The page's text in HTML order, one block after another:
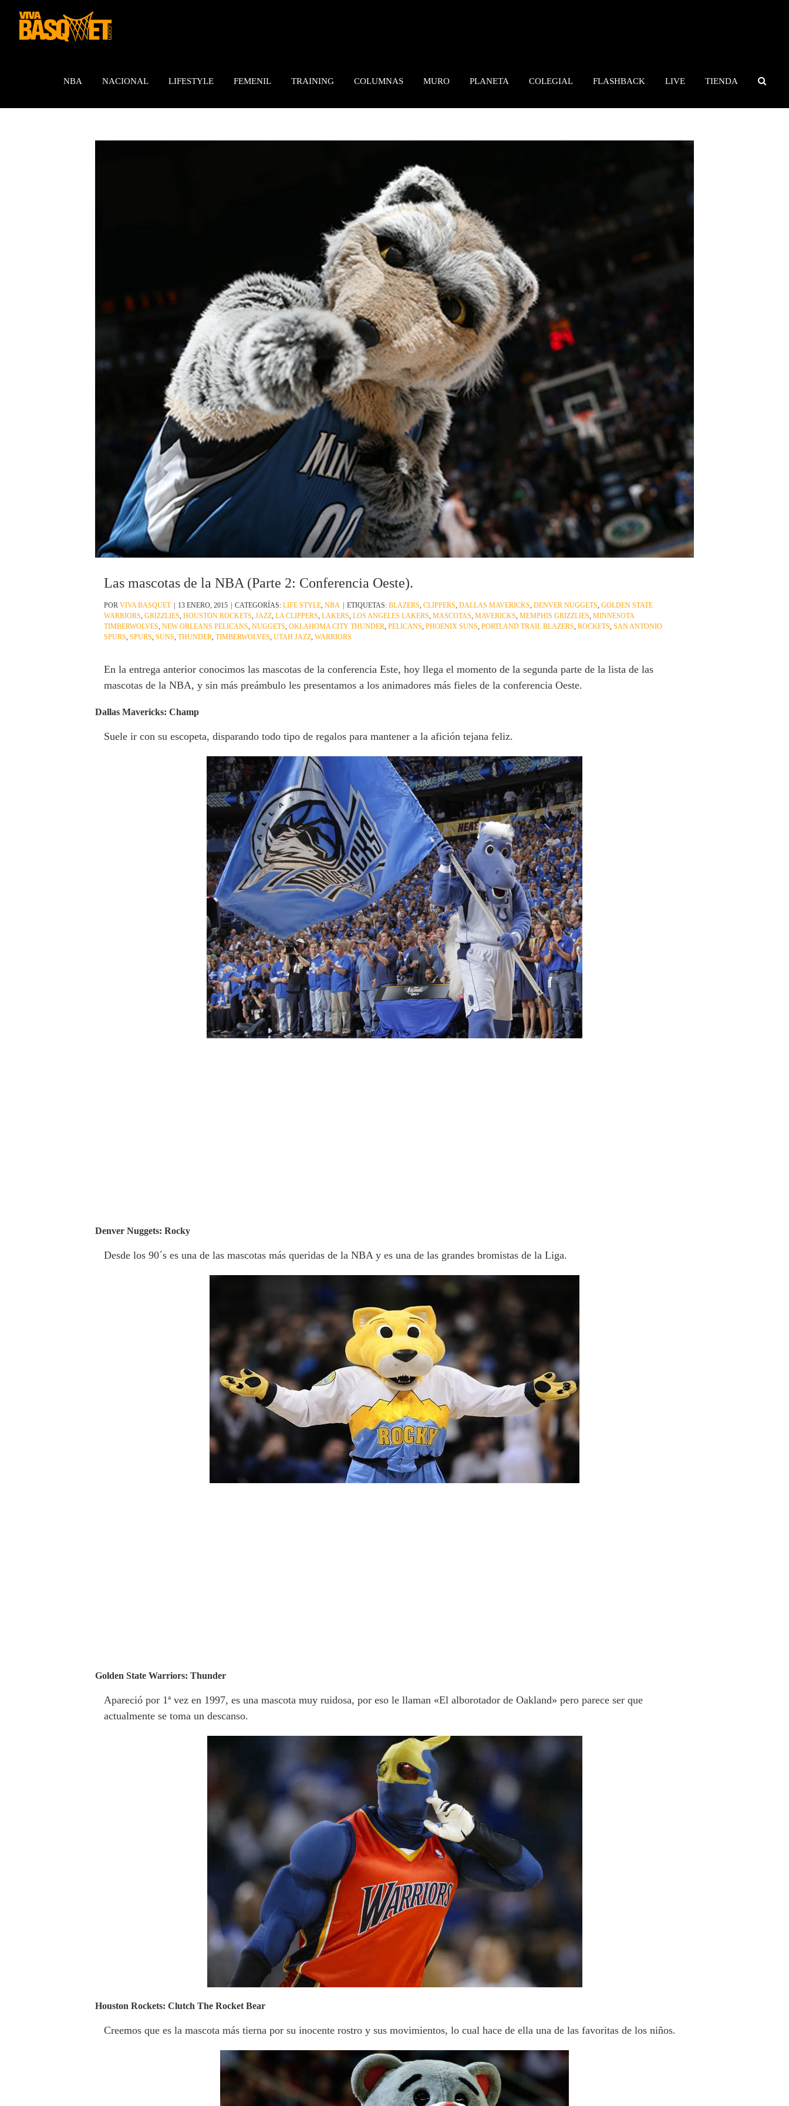
contenido
NBA NACIONAL LIFESTYLE FEMENIL TRAINING COLUMNAS MURO PLANETA COLEGIAL FLASHBACK LIVE TIENDA
Las mascotas de la NBA (Parte 2: Conferencia Oeste).
POR VIVA BASQUET 13 ENERO, 2015 CATEGORÍAS: LIFE STYLE, NBA ETIQUETAS: BLAZERS, CLIPPERS, DALLAS MAVERICKS, DENVER NUGGETS, GOLDEN STATE
WARRIORS, GRIZZLIES, HOUSTON ROCKETS, JAZZ, LA CLIPPERS, LAKERS, LOS ANGELES LAKERS, MASCOTAS, MAVERICKS, MEMPHIS GRIZZLIES, MINNESOTA
TIMBERWOLVES, NEW ORLEANS PELICANS, NUGGETS, OKLAHOMA CITY THUNDER, PELICANS, PHOENIX SUNS, PORTLAND TRAIL BLAZERS, ROCKETS, SAN ANTONIO
SPURS, SPURS, SUNS, THUNDER, TIMBERWOLVES, UTAH JAZZ, WARRIORS
En la entrega anterior conocimos las mascotas de la conferencia Este, hoy llega el momento de la segunda parte de la lista de las
mascotas de la NBA, y sin más preámbulo les presentamos a los animadores más fieles de la conferencia Oeste.
Dallas Mavericks: Champ
Suele ir con su escopeta, disparando todo tipo de regalos para mantener a la afición tejana feliz.
Denver Nuggets: Rocky
Desde los 90´s es una de las mascotas más queridas de la NBA y es una de las grandes bromistas de la Liga.
Golden State Warriors: Thunder
Apareció por 1ª vez en 1997, es una mascota muy ruidosa, por eso le llaman «El alborotador de Oakland» pero parece ser que
actualmente se toma un descanso.
Houston Rockets: Clutch The Rocket Bear
Creemos que es la mascota más tierna por su inocente rostro y sus movimientos, lo cual hace de ella una de las favoritas de los niños.